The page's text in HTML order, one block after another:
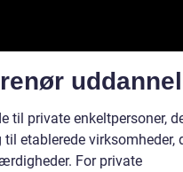
til private enkeltpersoner,
etablerede virksomheder,
For private